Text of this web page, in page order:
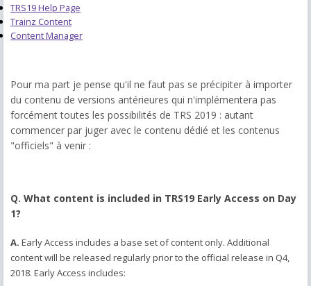
TRS19 Help Page
Trainz Content
Content Manager
Pour ma part je pense qu'il ne faut pas se précipiter à importer
du contenu de versions antérieures qui n'implémentera pas
forcément toutes les possibilités de TRS 2019 : autant
commencer par juger avec le contenu dédié et les contenus
"officiels" à venir :
Q. What content is included in TRS19 Early Access on Day
1?
A. Early Access includes a base set of content only. Additional
content will be released regularly prior to the official release in Q4,
2018. Early Access includes: